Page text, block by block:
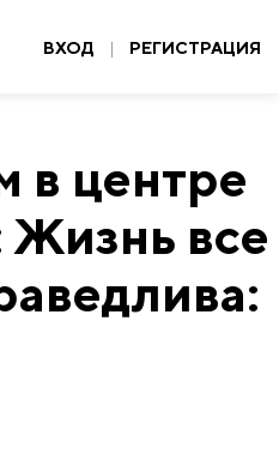
ВХОД | РЕГИСТРАЦИЯ
в центре
Жизнь все